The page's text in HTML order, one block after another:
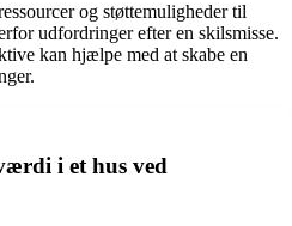
og støttemuligheder til
udfordringer efter en skilsmisse.
kan hjælpe med at skabe en
i et hus ved